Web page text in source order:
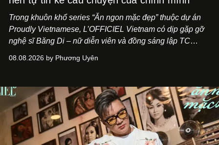
Trong khuôn khổ series “Ăn ngon mặc đẹp” thuộc dự án
Proudly Vietnamese, L’OFFICIEL Vietnam có dịp gặp gỡ
nghệ sĩ Băng Di – nữ diễn viên và đồng sáng lập TC
08.08.2026 by Phương Uyên